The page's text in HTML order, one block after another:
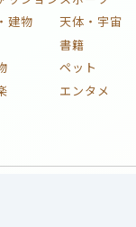
建物
天体・宇宙
書籍
ペット
エンタメ